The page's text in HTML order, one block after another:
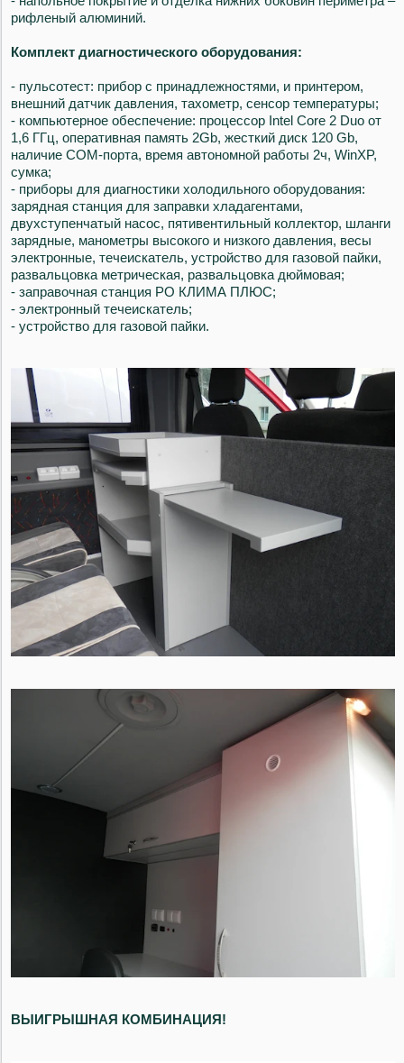
рифленый алюминий.
Комплект диагностического оборудования:
- пульсотест: прибор с принадлежностями, и принтером,
внешний датчик давления, тахометр, сенсор температуры;
- компьютерное обеспечение: процессор Intel Core 2 Duo от
1,6 ГГц, оперативная память 2Gb, жесткий диск 120 Gb,
наличие СОМ-порта, время автономной работы 2ч, WinXP,
сумка;
- приборы для диагностики холодильного оборудования:
зарядная станция для заправки хладагентами,
двухступенчатый насос, пятивентильный коллектор, шланги
зарядные, манометры высокого и низкого давления, весы
электронные, течеискатель, устройство для газовой пайки,
развальцовка метрическая, развальцовка дюймовая;
- заправочная станция РО КЛИМА ПЛЮС;
- электронный течеискатель;
- устройство для газовой пайки.
ВЫИГРЫШНАЯ КОМБИНАЦИЯ!